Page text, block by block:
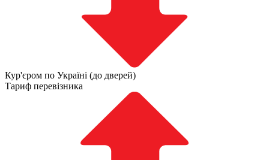
Кур'єром по Україні (до дверей)
Тариф перевізника